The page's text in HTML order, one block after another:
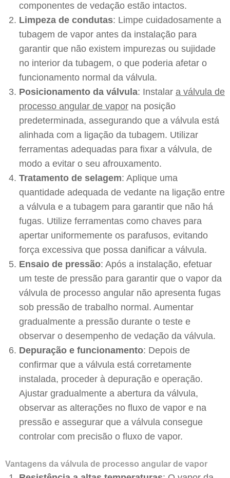
componentes de vedação estão intactos.
Limpeza de condutas: Limpe cuidadosamente a
tubagem de vapor antes da instalação para
garantir que não existem impurezas ou sujidade
no interior da tubagem, o que poderia afetar o
funcionamento normal da válvula.
Posicionamento da válvula: Instalar a válvula de
processo angular de vapor na posição
predeterminada, assegurando que a válvula está
alinhada com a ligação da tubagem. Utilizar
ferramentas adequadas para fixar a válvula, de
modo a evitar o seu afrouxamento.
Tratamento de selagem: Aplique uma
quantidade adequada de vedante na ligação entre
a válvula e a tubagem para garantir que não há
fugas. Utilize ferramentas como chaves para
apertar uniformemente os parafusos, evitando
força excessiva que possa danificar a válvula.
Ensaio de pressão: Após a instalação, efetuar
um teste de pressão para garantir que o vapor da
válvula de processo angular não apresenta fugas
sob pressão de trabalho normal. Aumentar
gradualmente a pressão durante o teste e
observar o desempenho de vedação da válvula.
Depuração e funcionamento: Depois de
confirmar que a válvula está corretamente
instalada, proceder à depuração e operação.
Ajustar gradualmente a abertura da válvula,
observar as alterações no fluxo de vapor e na
pressão e assegurar que a válvula consegue
controlar com precisão o fluxo de vapor.
Vantagens da válvula de processo angular de vapor